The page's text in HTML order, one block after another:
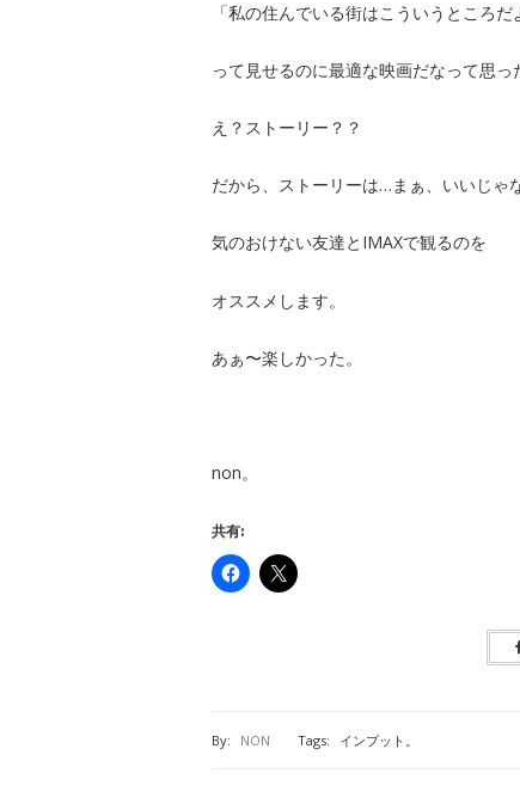
「私の住んでいる街はこういうところだ
って見せるのに最適な映画だなって思っ
え？ストーリー？？
だから、ストーリーは…まぁ、いいじゃ
気のおけない友達とIMAXで観るのを
オススメします。
あぁ〜楽しかった。
non。
共有:
By: NON Tags: インプット。